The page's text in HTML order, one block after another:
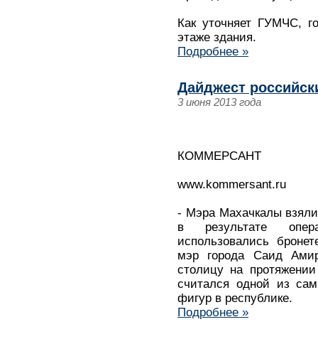
Как уточняет ГУМЧС,
этаже здания.
Подробнее »
Дайджест
3 июня 2013 года
КОММЕРСАНТ
www.kommersant.ru
- Мэра Махачкалы
в результате
использовались
мэр города Саид
столицу на
считался одной из
фигур в республике.
Подробнее »